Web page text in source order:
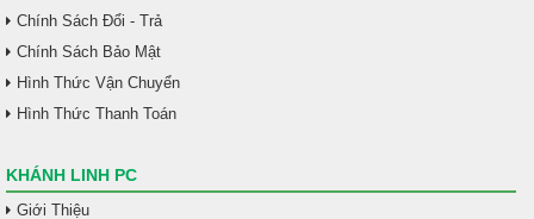
Chính Sách Đổi - Trả
Chính Sách Bảo Mật
Hình Thức Vận Chuyển
Hình Thức Thanh Toán
KHÁNH LINH PC
Giới Thiệu